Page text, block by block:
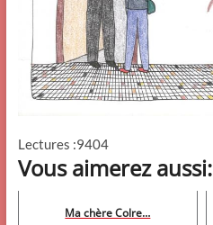
Lectures :9404
Vous aimerez aussi:
Ma chère Colre…